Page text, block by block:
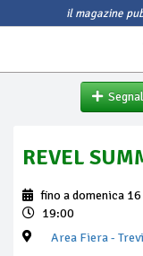
il magazine
REVEL
fino a domenica
19:00
Area Fiera-